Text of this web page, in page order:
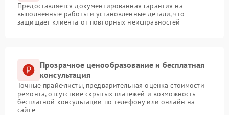
Предоставляется документированная гарантия на
выполненные работы и установленные детали, что
защищает клиента от повторных неисправностей
Прозрачное ценообразование и бесплатная
консультация
Точные прайс-листы, предварительная оценка стоимости
ремонта, отсутствие скрытых платежей и возможность
бесплатной консультации по телефону или онлайн на
сайте